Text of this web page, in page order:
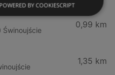
Świnoujście
0,99 km
1,35 km
POWERED BY COOKIESCRIPT